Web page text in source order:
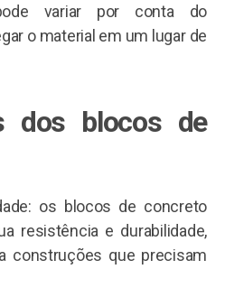
variar por conta do
o material em um lugar de
dos blocos de
os blocos de concreto
resistência e durabilidade,
construções que precisam